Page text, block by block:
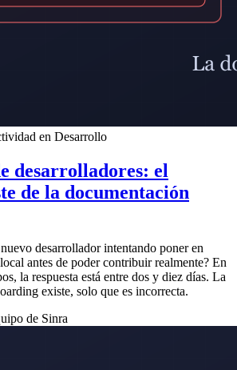
en Desarrollo
desarrolladores: el
de la documentación
desarrollador intentando poner en
antes de poder contribuir realmente? En
la respuesta está entre dos y diez días. La
existe, solo que es incorrecta.
de Sinra